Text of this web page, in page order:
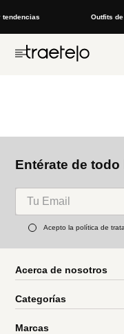
Outfits de
Entérate de
Acepto la política de
Acerca de nosotros
Categorías
Marcas